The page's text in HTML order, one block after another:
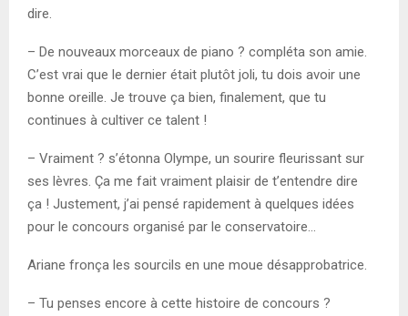
dire.
– De nouveaux morceaux de piano ? compléta son amie.
C’est vrai que le dernier était plutôt joli, tu dois avoir une
bonne oreille. Je trouve ça bien, finalement, que tu
continues à cultiver ce talent !
– Vraiment ? s’étonna Olympe, un sourire fleurissant sur
ses lèvres. Ça me fait vraiment plaisir de t’entendre dire
ça ! Justement, j’ai pensé rapidement à quelques idées
pour le concours organisé par le conservatoire…
Ariane fronça les sourcils en une moue désapprobatrice.
– Tu penses encore à cette histoire de concours ?